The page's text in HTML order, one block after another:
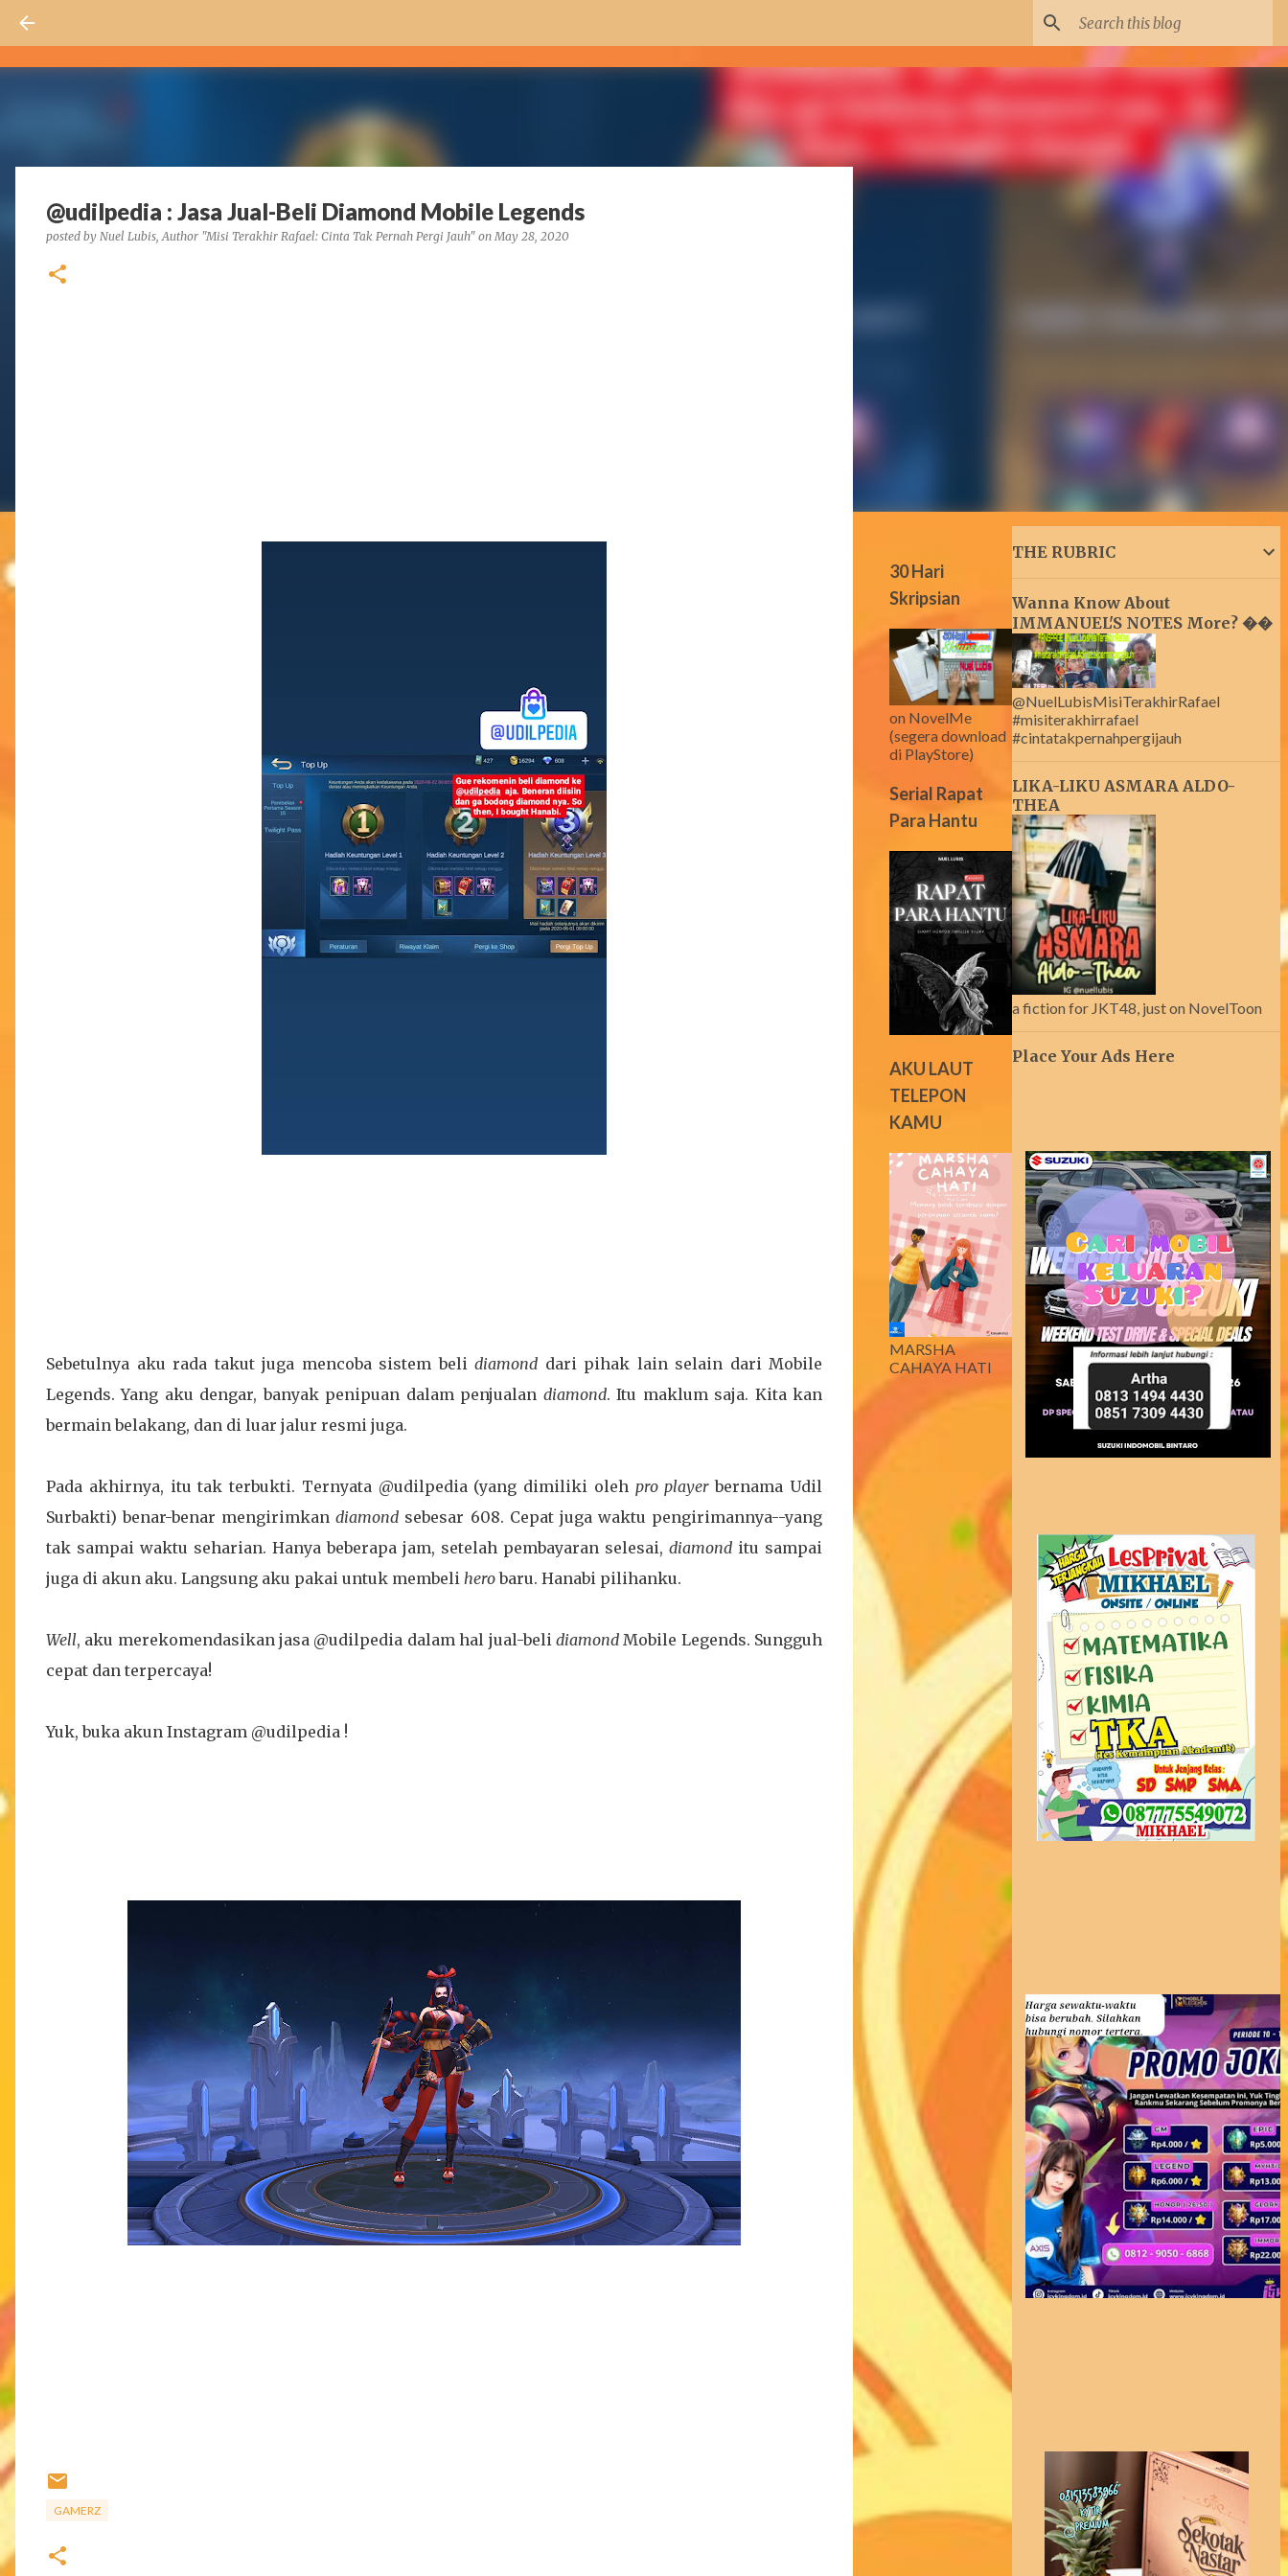
@udilpedia : Jasa Jual-Beli Diamond Mobile Legends
posted by Nuel Lubis, Author "Misi Terakhir Rafael: Cinta Tak Pernah Pergi Jauh" onMay 28, 2020
Sebetulnya aku rada takut juga mencoba sistem beli diamond dari pihak lain selain dari Mobile
Legends. Yang aku dengar, banyak penipuan dalam penjualan diamond. Itu maklum saja. Kita kan
bermain belakang, dan di luar jalur resmi juga.
Pada akhirnya, itu tak terbukti. Ternyata @udilpedia (yang dimiliki oleh pro playerbernama Udil
Surbakti) benar-benar mengirimkandiamond sebesar 608. Cepat juga waktu pengirimannya--yang
tak sampai waktu seharian. Hanya beberapa jam, setelah pembayaran selesai, diamond itu sampai
juga di akun aku. Langsung aku pakai untuk membeli herobaru. Hanabi pilihanku.
Well, aku merekomendasikan jasa @udilpedia dalam hal jual-beli diamondMobile Legends. Sungguh
cepat dan terpercaya!
Yuk, buka akun Instagram @udilpedia !
GAMERZ
30 Hari
Skripsian
on NovelMe
(segera download
di PlayStore)
Serial Rapat
Para Hantu
AKU LAUT
TELEPON
KAMU
MARSHA
CAHAYA HATI
THE RUBRIC
Wanna Know About
IMMANUEL'S NOTES More? ��
@NuelLubisMisiTerakhirRafael
#misiterakhirrafael
#cintatakpernahpergijauh
LIKA-LIKU ASMARA ALDO-
THEA
a fiction for JKT48, just on NovelToon
Place Your Ads Here